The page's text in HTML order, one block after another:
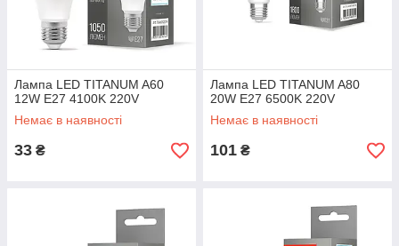
Лампа LED TITANUM A60
12W E27 4100K 220V
Немає в наявності
33 ₴
Лампа LED TITANUM A80
20W E27 6500K 220V
Немає в наявності
101 ₴